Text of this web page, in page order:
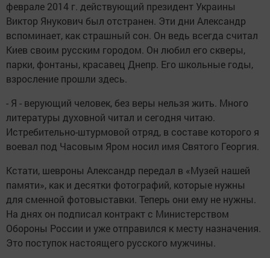
феврале 2014 г. действующий президент Украины
Виктор Янукович был отстранен. Эти дни Александр
вспоминает, как страшный сон. Он ведь всегда считал
Киев своим русским городом. Он любил его скверы,
парки, фонтаны, красавец Днепр. Его школьные годы,
взросление прошли здесь.
- Я - верующий человек, без веры нельзя жить. Много
литературы духовной читал и сегодня читаю.
Истребительно-штурмовой отряд, в составе которого я
воевал под Часовым Яром носил имя Святого Георгия.
Кстати, шевроны Александр передал в «Музей нашей
памяти», как и десятки фотографий, которые нужны
для сменной фотовыставки. Теперь они ему не нужны.
На днях он подписал контракт с Министерством
Обороны России и уже отправился к месту назначения.
Это поступок настоящего русского мужчины.